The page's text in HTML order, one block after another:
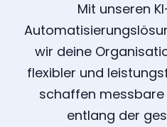
Mit unseren
wir deine
flexibler und
schaffen messbare
entlang der